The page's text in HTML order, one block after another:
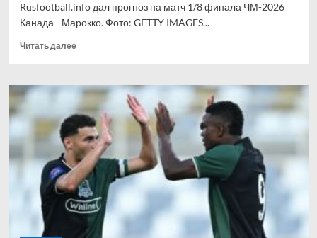
Rusfootball.info дал прогноз на матч 1/8 финала ЧМ-2026
Канада - Марокко. Фото: GETTY IMAGES...
Читать далееПрочитать
Спортивный
комментатор
Андронов
спрогнозировал,
кто
одержит
победу
в
матче
Канада
Марокко